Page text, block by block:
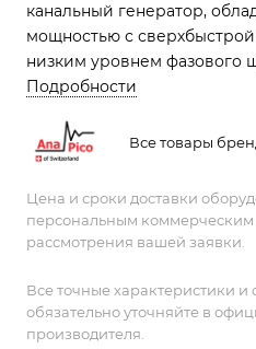
канальный генератор,
мощностью с
низким уровнем фазового
диапазоне частот от 300 кГц
Подробности
Все товары
Цена и сроки доставки
персональным
рассмотрения вашей заявки.
Все точные характеристики и
обязательно уточняйте в
производителя.